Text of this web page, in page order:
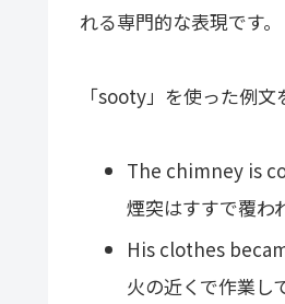
れる専門的な表現です。
「sooty」を使った例文
The chimney is
煙突はすすで覆わ
His clothes
火の近くで作業し